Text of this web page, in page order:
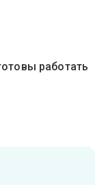
работать